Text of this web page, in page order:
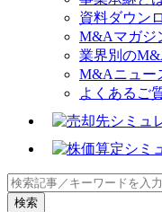
資料ダウン
M&Aマガジ
業界別の
M&Aニュー
よくあるご